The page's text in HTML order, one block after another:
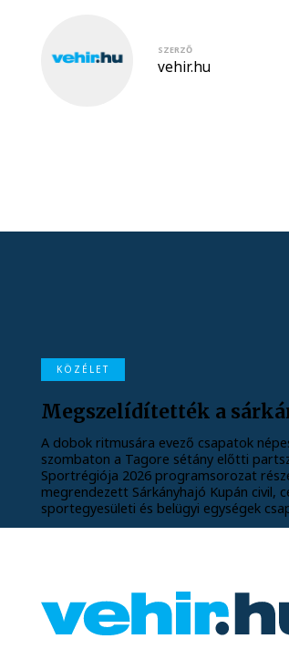
SZERZŐ
vehir.hu
KÖZÉLET
Megszelídítették a
A dobok ritmusára evező csapatok
szombaton a Tagore sétány előtti
Sportrégiója 2026 programsorozat
megrendezett Sárkányhajó Kupán civil,
sportegyesületi és belügyi egységek